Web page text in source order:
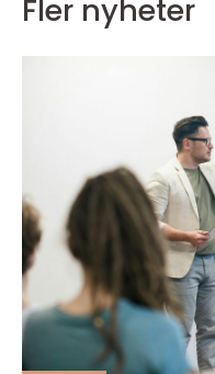
Fler nyheter